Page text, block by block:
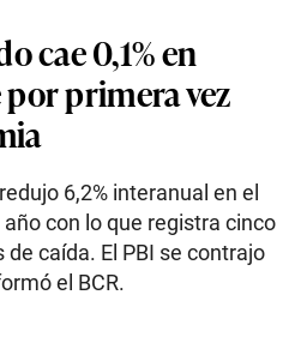
cae 0,1% en
primera vez
6,2% interanual en el
con lo que registra cinco
caída. El PBI se contrajo
el BCR.